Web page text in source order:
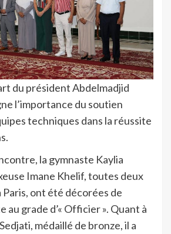
du président Abdelmadjid
l’importance du soutien
techniques dans la réussite
la gymnaste Kaylia
Imane Khelif, toutes deux
Paris, ont été décorées de
au grade d’« Officier ». Quant à
médaillé de bronze, il a